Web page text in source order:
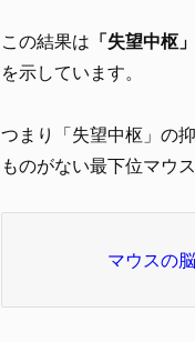
この結果は 「失望中枢
を示しています。
つまり「失望中枢」の
ものがない最下位マウ
マウスの